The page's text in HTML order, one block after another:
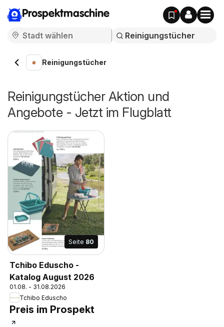
Prospektmaschine
Reinigungstücher
Reinigungstücher Aktion und
Angebote - Jetzt im Flugblatt
Seite 80
Tchibo Eduscho -
Katalog August 2026
01.08. - 31.08.2026
Tchibo Eduscho
Preis im Prospekt